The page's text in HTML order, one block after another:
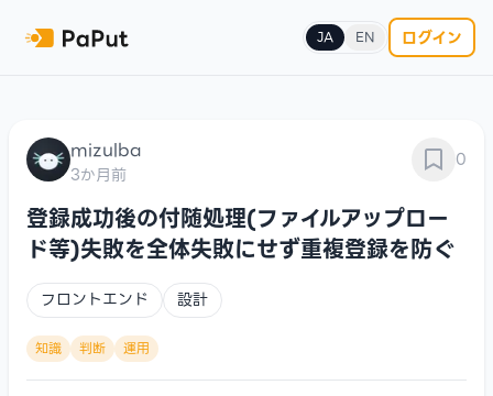
JA EN ログイン
mizulba
3か月前
0
登録成功後の付随処理(ファイルアップロー
ド等)失敗を全体失敗にせず重複登録を防ぐ
フロントエンド 設計
知識 判断 運用